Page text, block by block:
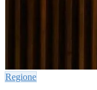
Regione